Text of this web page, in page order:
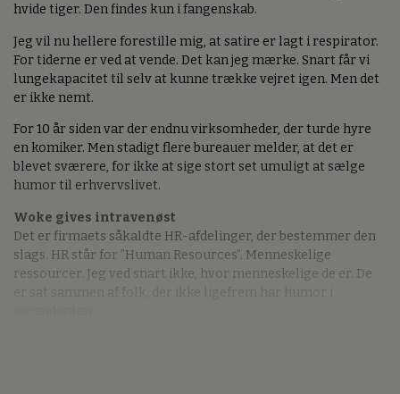
hvide tiger. Den findes kun i fangenskab.
Jeg vil nu hellere forestille mig, at satire er lagt i respirator.
For tiderne er ved at vende. Det kan jeg mærke. Snart får vi
lungekapacitet til selv at kunne trække vejret igen. Men det
er ikke nemt.
For 10 år siden var der endnu virksomheder, der turde hyre
en komiker. Men stadigt flere bureauer melder, at det er
blevet sværere, for ikke at sige stort set umuligt at sælge
humor til erhvervslivet.
Woke gives intravenøst
Det er firmaets såkaldte HR-afdelinger, der bestemmer den
slags. HR står for ”Human Resources”. Menneskelige
ressourcer. Jeg ved snart ikke, hvor menneskelige de er. De